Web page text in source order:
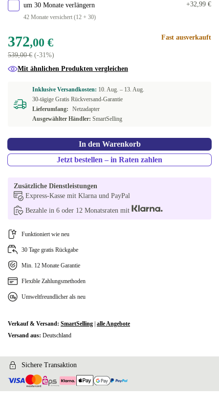
um 30 Monate verlängern
42 Monate versichert (12 + 30)
+32,99 €
372,00 €
539,00 € (-31%)
Fast ausverkauft
Mit ähnlichen Produkten vergleichen
Inklusive Versandkosten: 10. Aug. – 13. Aug.
30-tägige Gratis Rückversand-Garantie
Lieferumfang:
Netzadapter
Ausgewählter Händler: SmartSelling
In den Warenkorb
Jetzt bestellen – in Raten zahlen
Zusätzliche Dienstleistungen
Express-Kasse mit Klarna und PayPal
Bezahle in 6 oder 12 Monatsraten mit
Funktioniert wie neu
30 Tage gratis Rückgabe
Min. 12 Monate Garantie
Flexible Zahlungsmethoden
Umweltfreundlicher als neu
Verkauf & Versand: SmartSelling alle Angebote
Versand aus: Deutschland
Sichere Transaktion